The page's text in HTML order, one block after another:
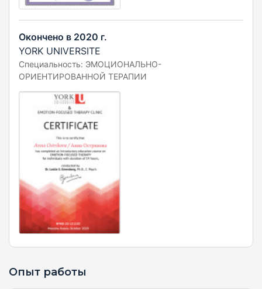
Окончено в 2020 г.
YORK UNIVERSITE
Специальность: ЭМОЦИОНАЛЬНО-
ОРИЕНТИРОВАННОЙ ТЕРАПИИ
Опыт работы